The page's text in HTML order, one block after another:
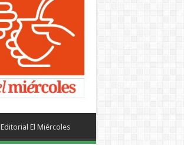
Editorial El Miércoles